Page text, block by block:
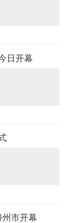
日开幕
州市开幕